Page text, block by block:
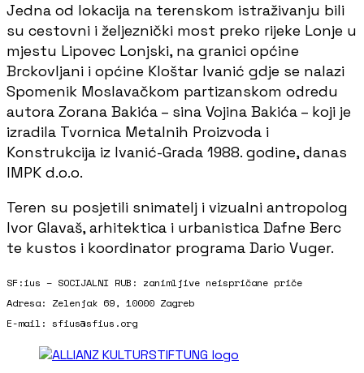
Jedna od lokacija na terenskom istraživanju bili
su cestovni i željeznički most preko rijeke Lonje u
mjestu Lipovec Lonjski, na granici općine
Brckovljani i općine Kloštar Ivanić gdje se nalazi
Spomenik Moslavačkom partizanskom odredu
autora Zorana Bakića – sina Vojina Bakića – koji je
izradila Tvornica Metalnih Proizvoda i
Konstrukcija iz Ivanić-Grada 1988. godine, danas
IMPK d.o.o.
Teren su posjetili snimatelj i vizualni antropolog
Ivor Glavaš, arhitektica i urbanistica Dafne Berc
te kustos i koordinator programa Dario Vuger.
SF:ius – SOCIJALNI RUB: zanimljive neispričane priče
Adresa: Zelenjak 69, 10000 Zagreb
E-mail: sfius@sfius.org